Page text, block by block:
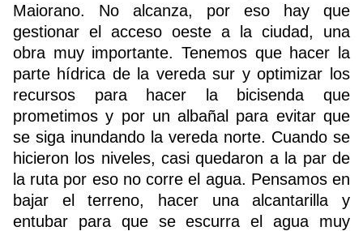
Maiorano. No alcanza, por eso hay que
gestionar el acceso oeste a la ciudad, una
obra muy importante. Tenemos que hacer la
parte hídrica de la vereda sur y optimizar los
recursos para hacer la bicisenda que
prometimos y por un albañal para evitar que
se siga inundando la vereda norte. Cuando se
hicieron los niveles, casi quedaron a la par de
la ruta por eso no corre el agua. Pensamos en
bajar el terreno, hacer una alcantarilla y
entubar para que se escurra el agua muy